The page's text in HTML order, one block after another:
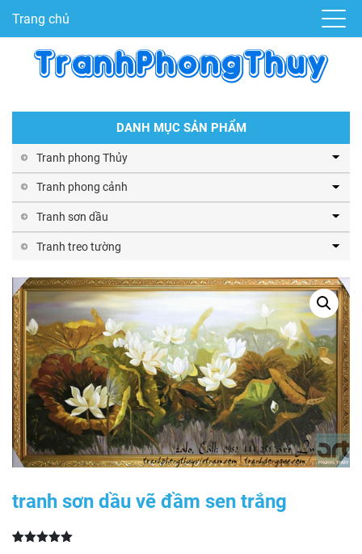
Trang chủ
DANH MỤC SẢN PHẨM
Tranh phong Thủy
Tranh phong cảnh
Tranh sơn dầu
Tranh treo tường
tranh sơn dầu vẽ đầm sen trắng